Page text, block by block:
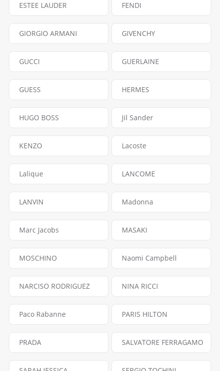
ESTEE LAUDER FENDI
GIORGIO ARMANI GIVENCHY
GUCCI GUERLAINE
GUESS HERMES
HUGO BOSS Jil Sander
KENZO Lacoste
Lalique LANCOME
LANVIN Madonna
Marc Jacobs MASAKI
MOSCHINO Naomi Campbell
NARCISO RODRIGUEZ NINA RICCI
Paco Rabanne PARIS HILTON
PRADA SALVATORE FERRAGAMO